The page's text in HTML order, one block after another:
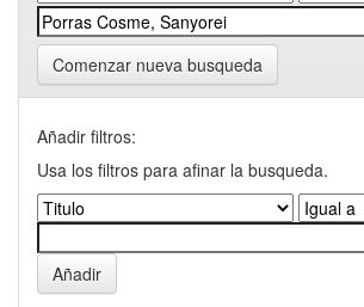
Comenzar nueva busqueda
Añadir filtros:
Usa los filtros para afinar la busqueda.